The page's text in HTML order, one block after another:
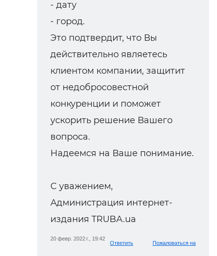
- дату
- город.
Это подтвердит, что Вы
действительно являетесь
клиентом компании, защитит
от недобросовестной
конкуренции и поможет
ускорить решение Вашего
вопроса.
Надеемся на Ваше понимание.
С уважением,
Администрация интернет-
издания TRUBA.ua
20 февр. 2022 г., 19:42
Ответить Пожаловаться на